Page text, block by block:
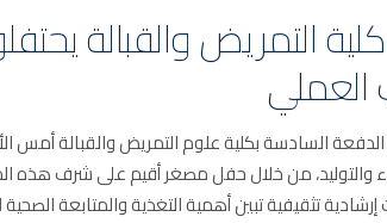
التمريض والقبالة
العملي
السادسة بكلية علوم التمريض والقبالة أمس
والتوليد، من خلال حفل مصغر أقيم على شرف هذه
إرشادية تثقيفية تبين أهمية التغذية والمتابعة